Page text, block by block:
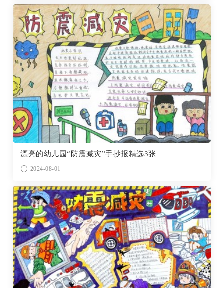
漂亮的幼儿园“防震减灾”手抄报精选3张
2024-08-01